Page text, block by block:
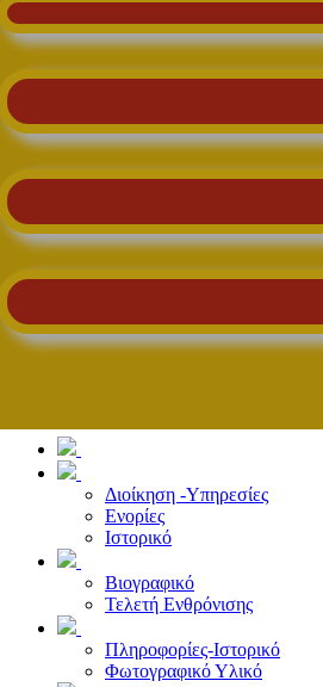
Διοίκηση -Υπηρεσίες
Ενορίες
Ιστορικό
Βιογραφικό
Τελετή Ενθρόνισης
Πληροφορίες-Ιστορικό
Φωτογραφικό Υλικό